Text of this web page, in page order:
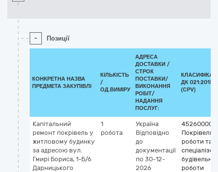
- Позиції
КОНКРЕТНА НАЗВА
ПРЕДМЕТА ЗАКУПІВЛІ
КІЛЬКІСТЬ
/
ОД.ВИМІРУ
АДРЕСА
ДОСТАВКИ /
СТРОК
ПОСТАВКИ/
ВИКОНАННЯ
РОБІТ/
НАДАННЯ
ПОСЛУГ:
ДК 021:2015
(CPV)
Капітальний
ремонт покрівель у
житловому будинку
за адресою вул.
Гмирі Бориса, 1-Б/6
Дарницького
1
робота
Україна
Відповідно
до
документації
по 30-12-
2026
45260000-7
Покрівельні
роботи та
будівельні
роботи